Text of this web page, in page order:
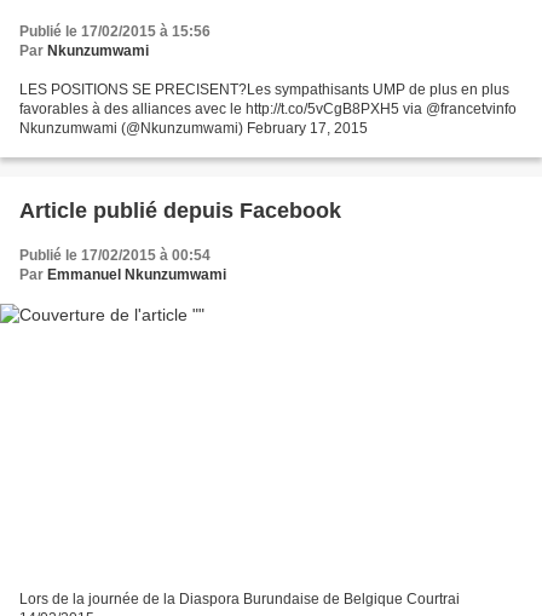
Publié le 17/02/2015 à 15:56
Par Nkunzumwami
LES POSITIONS SE PRECISENT?Les sympathisants UMP de plus en plus
favorables à des alliances avec le http://t.co/5vCgB8PXH5 via @francetvinfo
Nkunzumwami (@Nkunzumwami) February 17, 2015
Article publié depuis Facebook
Publié le 17/02/2015 à 00:54
Par Emmanuel Nkunzumwami
Lors de la journée de la Diaspora Burundaise de Belgique Courtrai